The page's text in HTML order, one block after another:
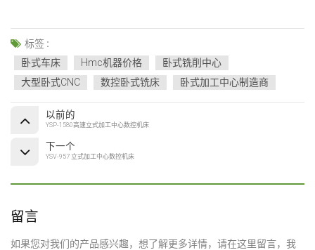
标签 :
卧式车床
Hmc机器价格
卧式铣削中心
大型卧式CNC
数控卧式铣床 卧式加工中心制造商
以前的
YSP-1580高速立式加工中心数控机床
下一个
YSV-957 立式加工中心数控机床
留言
如果您对我们的产品感兴趣，想了解更多详情，请在这里留言，我